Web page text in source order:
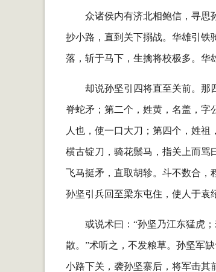
众诸侯内有济北相鲍信，寻思
抄小路，直到关下搦战。华雄引铁
落，斩于马下，生擒将校极多。华
却说孙坚引四将直至关前。
脊蛇矛；第二个，姓黄，名盖，字
人也，使一口大刀；第四个，姓祖
横古锭刀，骑花鬃马，指关上而骂
飞马挺矛，直取胡轸。斗不数合，
孙坚引兵回至梁东屯住，使人于袁
或说术曰：“孙坚乃江东猛虎
散。”术听之，不发粮草。孙坚军
小路下关，袭孙坚寨后，将军击其